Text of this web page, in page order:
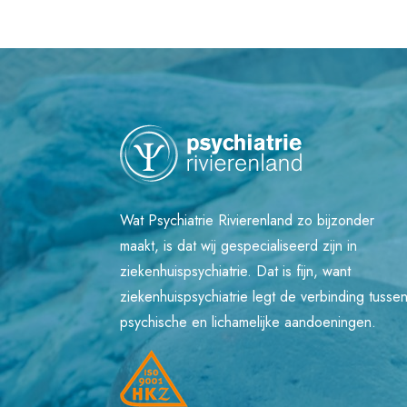
Wat Psychiatrie Rivierenland zo bijzonder
maakt, is dat wij gespecialiseerd zijn in
ziekenhuispsychiatrie. Dat is fijn, want
ziekenhuispsychiatrie legt de verbinding tussen
psychische en lichamelijke aandoeningen.